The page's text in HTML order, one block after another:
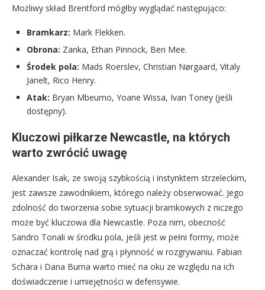
Możliwy skład Brentford mógłby wyglądać następująco:
Bramkarz: Mark Flekken.
Obrona: Zanka, Ethan Pinnock, Ben Mee.
Środek pola: Mads Roerslev, Christian Nørgaard, Vitaly
Janelt, Rico Henry.
Atak: Bryan Mbeumo, Yoane Wissa, Ivan Toney (jeśli
dostępny).
Kluczowi piłkarze Newcastle, na których
warto zwrócić uwagę
Alexander Isak, ze swoją szybkością i instynktem strzeleckim,
jest zawsze zawodnikiem, którego należy obserwować. Jego
zdolność do tworzenia sobie sytuacji bramkowych z niczego
może być kluczowa dla Newcastle. Poza nim, obecność
Sandro Tonali w środku pola, jeśli jest w pełni formy, może
oznaczać kontrolę nad grą i płynność w rozgrywaniu. Fabian
Schära i Dana Burna warto mieć na oku ze względu na ich
doświadczenie i umiejętności w defensywie.